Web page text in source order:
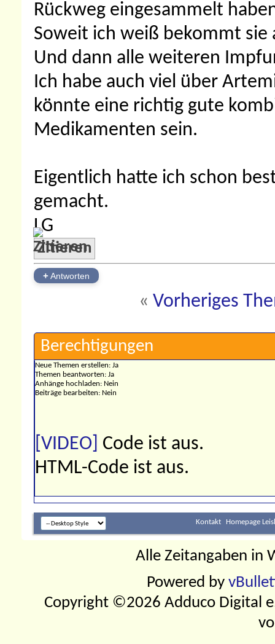
Rückweg eingesammelt
Soweit ich weiß bekommt
Und dann alle weiteren
Ich habe auch viel über
könnte eine richtig gute
Medikamenten sein.
Eigentlich hatte ich schon
gemacht.
LG
Zitieren
+Antworten
« Vorheriges
Berechtigungen
Neue Themen erstellen: Ja
Themen beantworten: Ja
Anhänge hochladen: Nein
Beiträge bearbeiten: Nein
[VIDEO] Code ist aus.
HTML-Code ist aus.
Kontakt Homepage
Alle Zeitangaben in
Powered by
Copyright ©2026 Adduco Digital